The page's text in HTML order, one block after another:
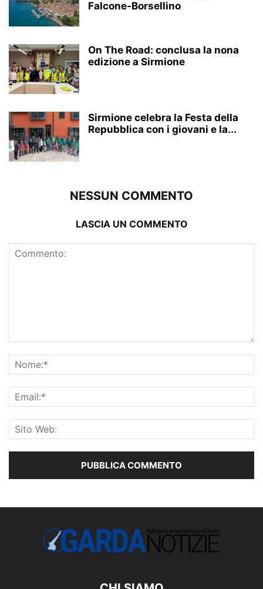
Falcone-Borsellino
On The Road: conclusa la nona
edizione a Sirmione
Sirmione celebra la Festa della
Repubblica con i giovani e la...
NESSUN COMMENTO
LASCIA UN COMMENTO